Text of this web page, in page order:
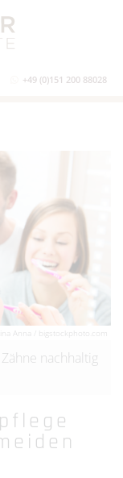
+49 (0)151 200 88028
Anna / bigstockphoto.com
nachhaltig